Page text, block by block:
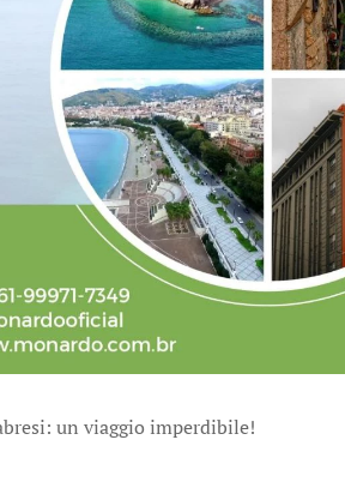
un viaggio imperdibile! 🌄